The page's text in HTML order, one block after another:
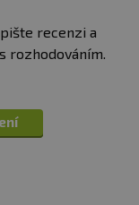
recenzi a
rozhodováním.